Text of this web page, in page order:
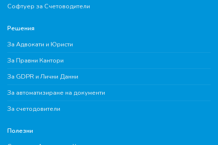
Софтуер за Счетоводители
Решения
За Адвокати и Юристи
За Правни Кантори
За GDPR и Лични Данни
За автоматизиране на документи
За счетодовители
Полезни